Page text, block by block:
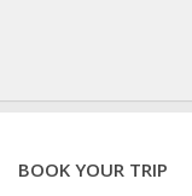
BOOK YOUR TRIP